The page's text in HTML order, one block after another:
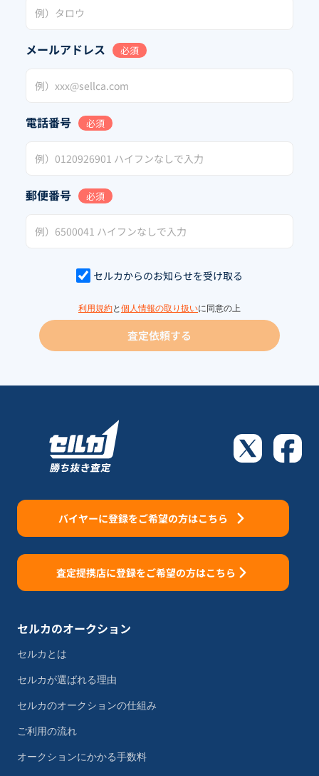
メールアドレス 必須
電話番号 必須
郵便番号 必須
セルカからのお知らせを受け取る
利用規約と 個人情報の取り扱いに同意の上
査定依頼する
バイヤーに登録をご希望の方はこちら
査定提携店に登録をご希望の方はこちら
セルカのオークション
セルカとは
セルカが選ばれる理由
セルカのオークションの仕組み
ご利用の流れ
オークションにかかる手数料